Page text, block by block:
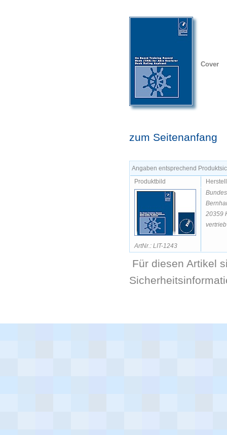
Cover
zum Seitenanfang
Angaben entsprechend
Produktbild
ArtNr.: LIT-1243
20359
Für diesen Artikel